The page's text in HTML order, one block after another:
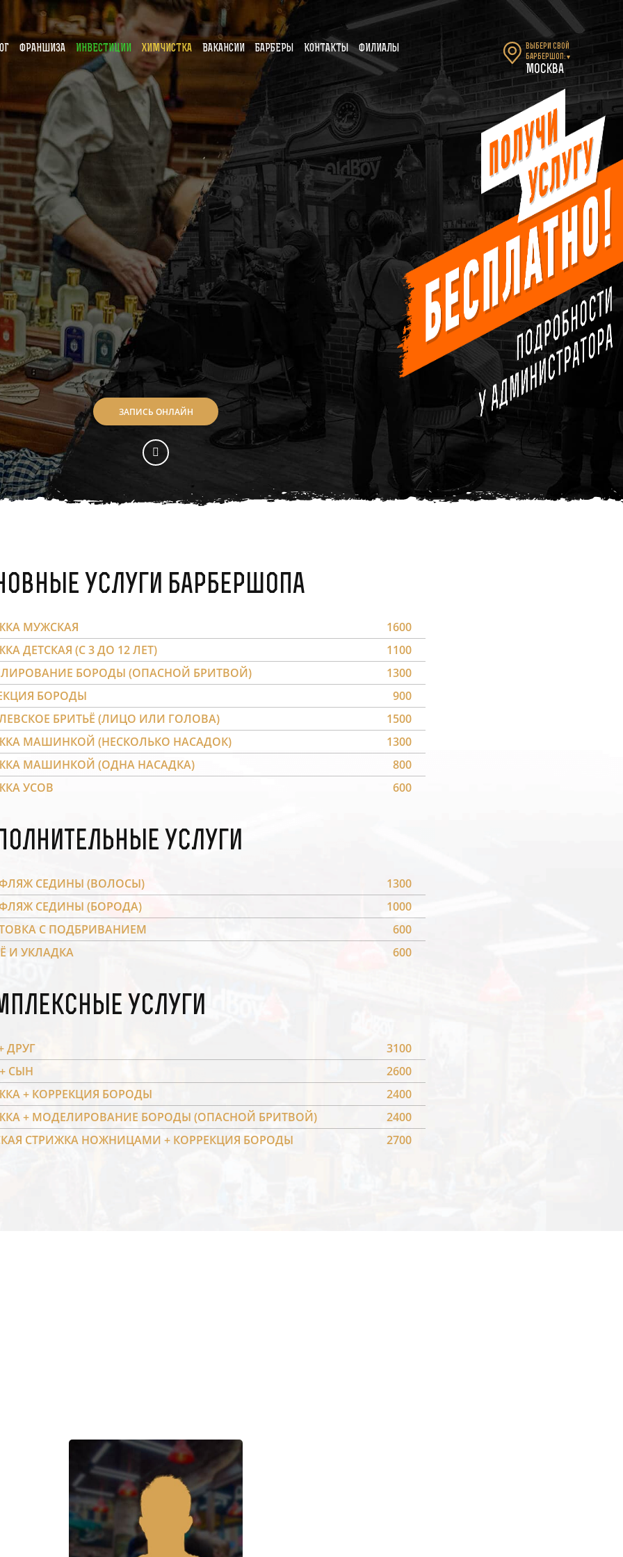
ФРАНШИЗА ИНВЕСТИЦИИ ХИМЧИСТКА ВАКАНСИИ БАРБЕРЫ КОНТАКТЫ ФИЛИАЛЫ
Выбери свой
барбершоп:▼
Москва
-
ЗАПИСЬ ОНЛАЙН
услуги барбершопа
МУЖСКАЯ
1600
ДЕТСКАЯ (С 3 ДО 12 ЛЕТ)
1100
БОРОДЫ (ОПАСНОЙ БРИТВОЙ)
1300
БОРОДЫ
900
БРИТЬЁ (ЛИЦО ИЛИ ГОЛОВА)
1500
МАШИНКОЙ (НЕСКОЛЬКО НАСАДОК)
1300
МАШИНКОЙ (ОДНА НАСАДКА)
800
УСОВ
600
услуги
СЕДИНЫ (ВОЛОСЫ)
1300
СЕДИНЫ (БОРОДА)
1000
С ПОДБРИВАНИЕМ
600
И УКЛАДКА
600
услуги
ДРУГ
3100
СЫН
2600
+ КОРРЕКЦИЯ БОРОДЫ
2400
+ МОДЕЛИРОВАНИЕ БОРОДЫ (ОПАСНОЙ БРИТВОЙ)
2400
СТРИЖКА НОЖНИЦАМИ + КОРРЕКЦИЯ БОРОДЫ
2700